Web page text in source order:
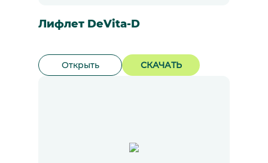
Лифлет DeVita-D
Открыть СКАЧАТЬ